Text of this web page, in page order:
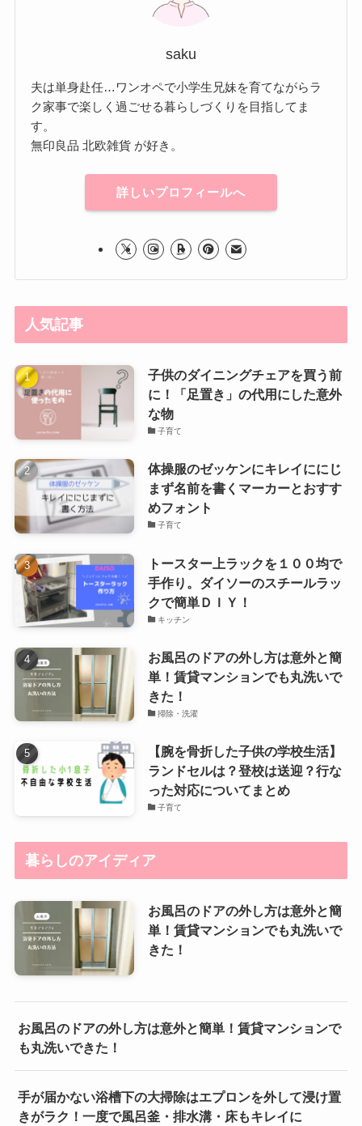
saku
夫は単身赴任…ワンオペで小学生兄妹を育てながらラ
ク家事で楽しく過ごせる暮らしづくりを目指してま
す。
無印良品 北欧雑貨 が好き。
詳しいプロフィールへ
人気記事
子供のダイニングチェアを買う前
に！「足置き」の代用にした意外
な物
子育て
体操服のゼッケンにキレイににじ
まず名前を書くマーカーとおすす
めフォント
子育て
トースター上ラックを１００均で
手作り。ダイソーのスチールラッ
クで簡単ＤＩＹ！
キッチン
お風呂のドアの外し方は意外と簡
単！賃貸マンションでも丸洗いで
きた！
掃除・洗濯
【腕を骨折した子供の学校生活】
ランドセルは？登校は送迎？行な
った対応についてまとめ
子育て
暮らしのアイディア
お風呂のドアの外し方は意外と簡
単！賃貸マンションでも丸洗いで
きた！
お風呂のドアの外し方は意外と簡単！賃貸マンションで
も丸洗いできた！
手が届かない浴槽下の大掃除はエプロンを外して浸け置
きがラク！一度で風呂釜・排水溝・床もキレイに